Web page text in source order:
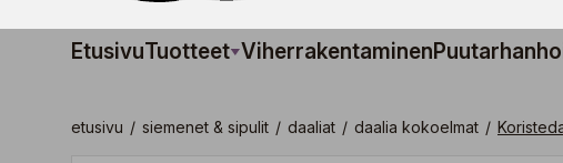
EtusivuTuotteet Viherrakentaminen
etusivu / siemenet & sipulit / daaliat / daalia kokoelmat /